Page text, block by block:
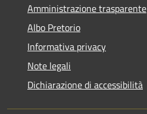
Amministrazione trasparente
Albo Pretorio
Informativa privacy
Note legali
Dichiarazione di accessibilità